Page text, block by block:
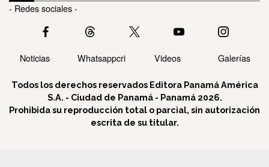
- Redes sociales -
Noticias Whatsappcri Videos Galerías
Todos los derechos reservados Editora Panamá América
S.A. - Ciudad de Panamá - Panamá 2026.
Prohibida su reproducción total o parcial, sin autorización
escrita de su titular.